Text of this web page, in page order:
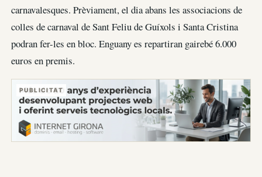
carnavalesques. Prèviament, el dia abans les associacions de
colles de carnaval de Sant Feliu de Guíxols i Santa Cristina
podran fer-les en bloc. Enguany es repartiran gairebé 6.000
euros en premis.
PUBLICITAT